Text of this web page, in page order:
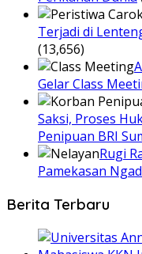
Terjadi di
(13,656)
Gelar Class
Saksi, Proses
Penipuan BRI
Rugi
Pamekasan
Berita Terbaru